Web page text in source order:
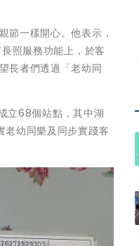
節一樣開心。他表示，
照服務功能上，於客
長者們透過「老幼同
立68個站點，其中湖
老幼同樂及同步實踐客